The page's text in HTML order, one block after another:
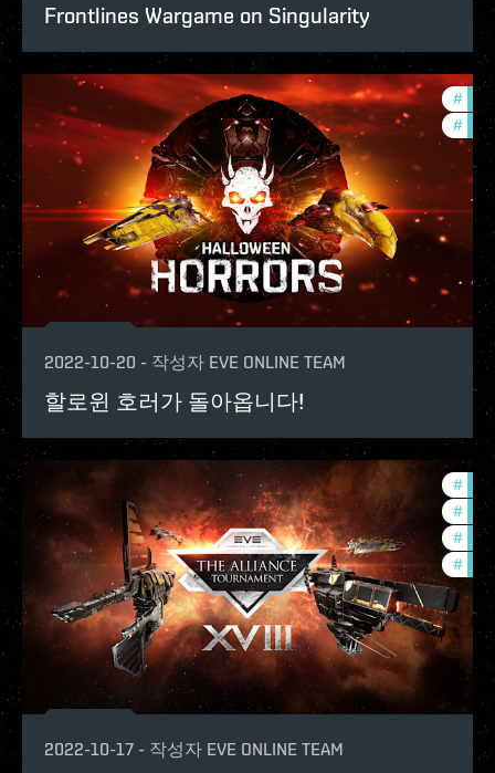
Frontlines Wargame on Singularity
#
#
2022-10-20 - 작성자 EVE ONLINE TEAM
할로윈 호러가 돌아옵니다!
# in-
# pvp
#
#
2022-10-17 - 작성자 EVE ONLINE TEAM